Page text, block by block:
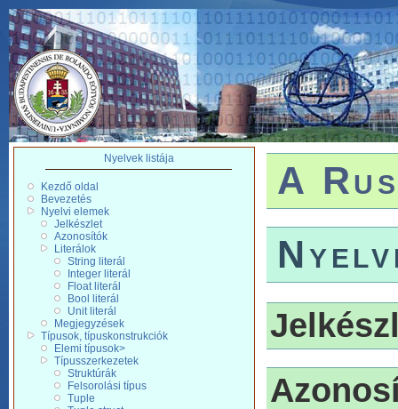
Nyelvek listája
Kezdő oldal
Bevezetés
Nyelvi elemek
Jelkészlet
Azonosítók
Literálok
String literál
Integer literál
Float literál
Bool literál
Unit literál
Megjegyzések
Típusok, típuskonstrukciók
Elemi típusok>
Típusszerkezetek
Struktúrák
Felsorolási típus
Tuple
A